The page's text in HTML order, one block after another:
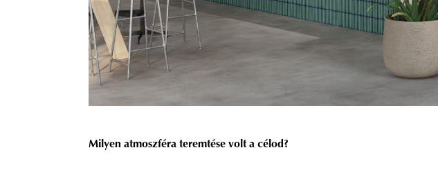
Milyen atmoszféra teremtése volt a célod?